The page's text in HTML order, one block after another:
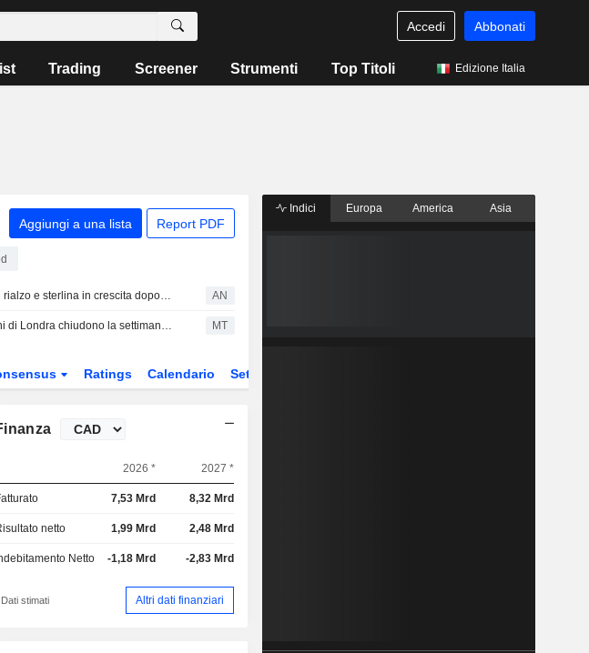
Accedi Abbonati
Trading Screener Strumenti Top Titoli Edizione Italia
Aggiungi a una lista Report PDF
Borse in rialzo e sterlina in crescita dopo il calo a sorpresa dell'occupazione negli USA AN
Le azioni di Londra chiudono la settimana in rialzo; Diageo guadagna terreno MT
Ratings Calendario Settore
2026 * 2027 *
7,53 Mrd 8,32 Mrd
netto 1,99 Mrd 2,48 Mrd
Netto -1,18 Mrd -2,83 Mrd
stimati Altri dati finanziari
Indici Europa America Asia